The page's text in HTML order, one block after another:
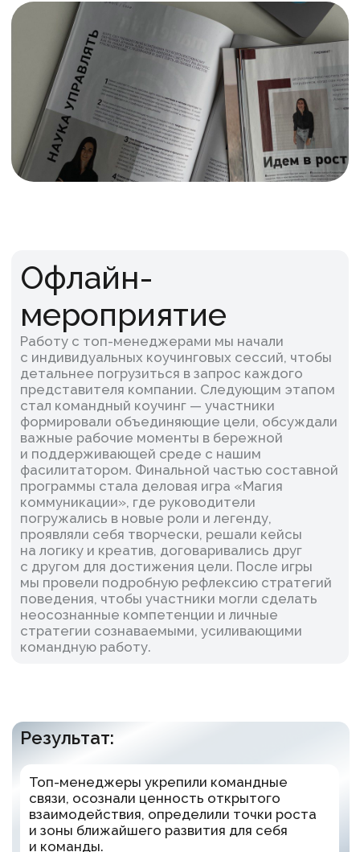
представителя компании. Следующим этапом
стал командный коучинг — участники
формировали объединяющие цели, обсуждали
важные рабочие моменты в бережной
и поддерживающей среде с нашим
фасилитатором. Финальной частью составной
программы стала деловая игра «Магия
коммуникации», где руководители
погружались в новые роли и легенду,
проявляли себя творчески, решали кейсы
на логику и креатив, договаривались друг
с другом для достижения цели. После игры
мы провели подробную рефлексию стратегий
поведения, чтобы участники могли сделать
неосознанные компетенции и личные
стратегии сознаваемыми, усиливающими
Топ-менеджеры укрепили командные
связи, осознали ценность открытого
взаимодействия, определили точки роста
и зоны ближайшего развития для себя
и команды.
Как это было:
Сделайте команду
сильнее